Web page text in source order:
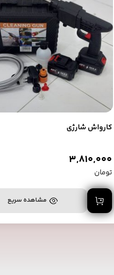
کارواش شارژی
3,810,000
تومان
افزودن به سبد خریدمشاهده سریع